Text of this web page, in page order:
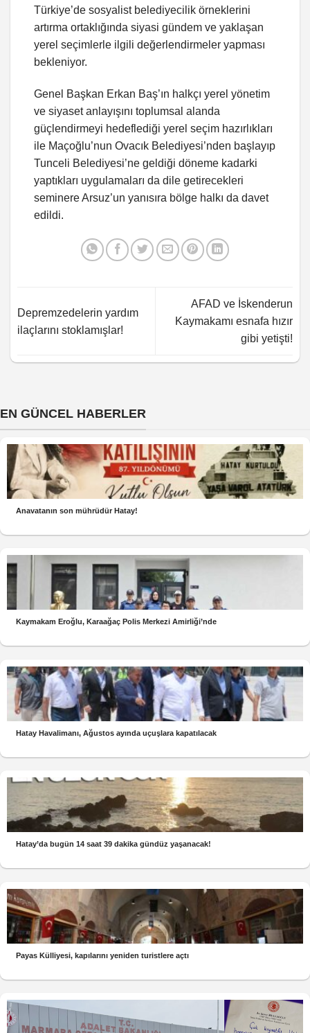
Türkiye’de sosyalist belediyecilik örneklerini
artırma ortaklığında siyasi gündem ve yaklaşan
yerel seçimlerle ilgili değerlendirmeler yapması
bekleniyor.
Genel Başkan Erkan Baş’ın halkçı yerel yönetim
ve siyaset anlayışını toplumsal alanda
güçlendirmeyi hedeflediği yerel seçim hazırlıkları
ile Maçoğlu’nun Ovacık Belediyesi’nden başlayıp
Tunceli Belediyesi’ne geldiği döneme kadarki
yaptıkları uygulamaları da dile getirecekleri
seminere Arsuz’un yanısıra bölge halkı da davet
edildi.
Depremzedelerin yardım
ilaçlarını stoklamışlar!
AFAD ve İskenderun
Kaymakamı esnafa hızır
gibi yetişti!
EN GÜNCEL HABERLER
Anavatanın son mührüdür Hatay!
Kaymakam Eroğlu, Karaağaç Polis Merkezi Amirliği’nde
Hatay Havalimanı, Ağustos ayında uçuşlara kapatılacak
Hatay’da bugün 14 saat 39 dakika gündüz yaşanacak!
Payas Külliyesi, kapılarını yeniden turistlere açtı